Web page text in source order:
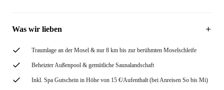
Was wir lieben
Traumlage an der Mosel & nur 8 km bis zur berühmten Moselschleife
Beheizter Außenpool & gemütliche Saunalandschaft
Inkl. Spa Gutschein in Höhe von 15 €/Aufenthalt (bei Anreisen So bis Mi)